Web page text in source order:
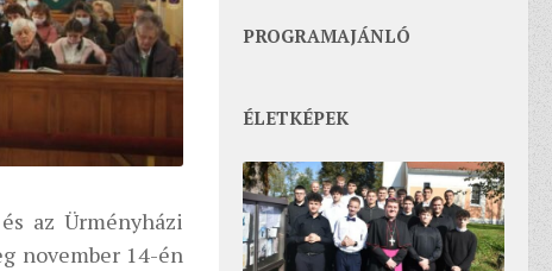
az Ürményházi
november 14-én
PROGRAMAJÁNLÓ
ÉLETKÉPEK